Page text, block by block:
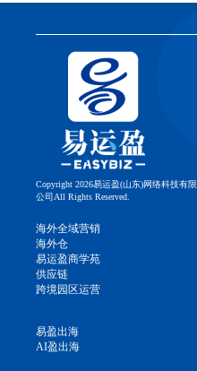
Copyright 2026易运盈(山东)网络科技有限
公司All Rights Reserved.
海外全域营销
海外仓
易运盈商学苑
供应链
跨境园区运营
易盈出海
AI盈出海